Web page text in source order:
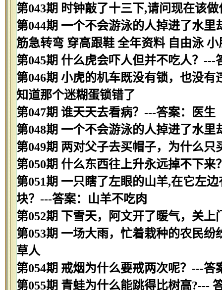
第043期 时钟敲了十三下,请问现在该
第044期 一个不会游泳的人掉进了水
筋急转弯 穿高跟鞋 全年资料 自由泳 小
第045期 什么虎会吓人但并不吃人？---
第046期 小虎的机车既没有锁，也没
知道那个迷糊蛋锁错了
第047期 谁天天去看病？---答案：医生
第048期 一个不会游泳的人掉进了水
第049期 两对父子去买帽子，为什么
第050期 什么东西往上升永远掉不下来
第051期 一只瞎了左眼的山羊,在它左
块？---答案：山羊不吃肉
第052期 下雪天，阿文开了暖气，关
第053期 一场大雨，忙着栽种的农民
草人
第054期 戒烟为什么要戒两次呢？---答
第055期 青蛙为什么能跳得比树高?---